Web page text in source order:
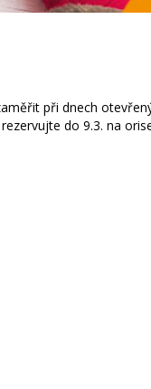
při dnech
do 9.3. na